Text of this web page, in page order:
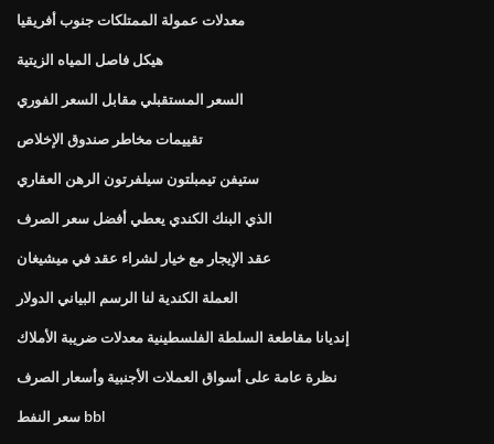
معدلات عمولة الممتلكات جنوب أفريقيا
هيكل فاصل المياه الزيتية
السعر المستقبلي مقابل السعر الفوري
تقييمات مخاطر صندوق الإخلاص
ستيفن تيمبلتون سيلفرتون الرهن العقاري
الذي البنك الكندي يعطي أفضل سعر الصرف
عقد الإيجار مع خيار لشراء عقد في ميشيغان
العملة الكندية لنا الرسم البياني الدولار
إنديانا مقاطعة السلطة الفلسطينية معدلات ضريبة الأملاك
نظرة عامة على أسواق العملات الأجنبية وأسعار الصرف
سعر النفط bbl